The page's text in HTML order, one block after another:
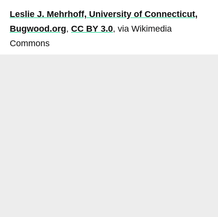
Leslie J. Mehrhoff, University of Connecticut,
Bugwood.org, CC BY 3.0, via Wikimedia
Commons